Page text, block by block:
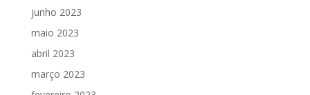
junho 2023
maio 2023
abril 2023
março 2023